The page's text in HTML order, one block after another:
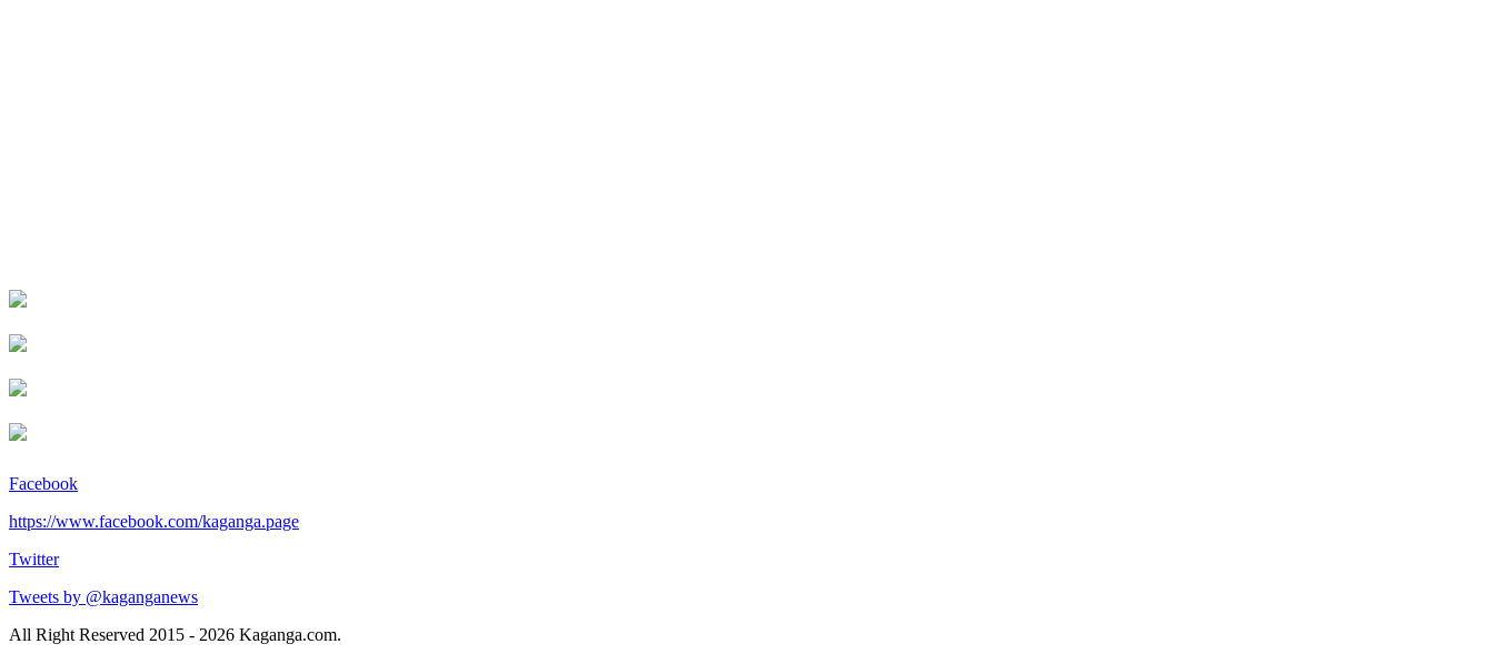
Facebook
https://www.facebook.com/kaganga.page
Twitter
Tweets by @kaganganews
All Right Reserved 2015 - 2026 Kaganga.com.